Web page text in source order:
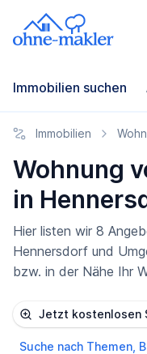
Immobilien suchen
Immobilien
Wohnung
in
Hier listen wir 8
Hennersdorf und
bzw. in der Nähe Ihr
Jetzt kostenlosen
Suche nach Themen,